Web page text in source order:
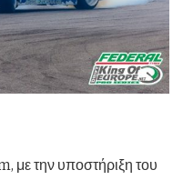
την υποστήριξη του